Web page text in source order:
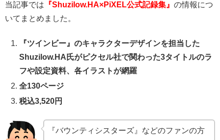
当記事では 『Shuzilow.HA×PiXEL公式記録集』 の情報につ
いてまとめました。
『ツインビー』のキャラクターデザインを担当した
Shuzilow.HA氏がピクセル社で関わった3タイトルのラ
フや設定資料、各イラストが網羅
全130ページ
税込3,520円
『バウンティシスターズ』などのファンの方